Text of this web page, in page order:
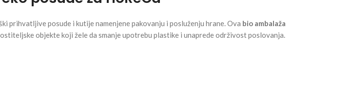
prihvatljive posude i kutije namenjene pakovanju i posluženju hrane. Ova bio ambalaža
objekte koji žele da smanje upotrebu plastike i unaprede održivost poslovanja.